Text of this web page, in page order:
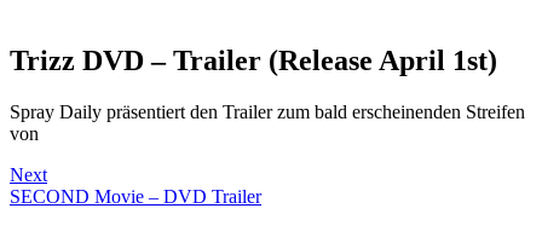
Trizz DVD – Trailer (Release April 1st)
Spray Daily präsentiert den Trailer zum bald erscheinenden Streifen
von
Next
SECOND Movie – DVD Trailer